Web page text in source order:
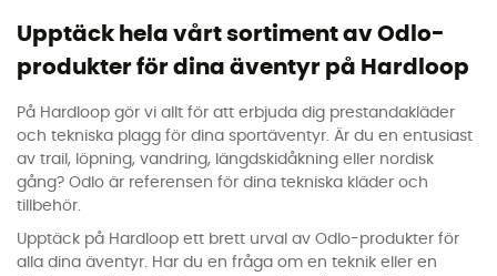
Upptäck hela vårt sortiment av Odlo-
produkter för dina äventyr på Hardloop
På Hardloop gör vi allt för att erbjuda dig prestandakläder
och tekniska plagg för dina sportäventyr. Är du en entusiast
av trail, löpning, vandring, längdskidåkning eller nordisk
gång? Odlo är referensen för dina tekniska kläder och
tillbehör.
Upptäck på Hardloop ett brett urval av Odlo-produkter för
alla dina äventyr. Har du en fråga om en teknik eller en